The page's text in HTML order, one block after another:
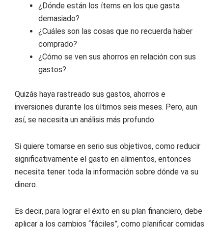
¿Dónde están los ítems en los que gasta
demasiado?
¿Cuáles son las cosas que no recuerda haber
comprado?
¿Cómo se ven sus ahorros en relación con sus
gastos?
Quizás haya rastreado sus gastos, ahorros e
inversiones durante los últimos seis meses. Pero, aun
así, se necesita un análisis más profundo.
Si quiere tomarse en serio sus objetivos, como reducir
significativamente el gasto en alimentos, entonces
necesita tener toda la información sobre dónde va su
dinero.
Es decir, para lograr el éxito en su plan financiero, debe
aplicar a los cambios “fáciles”, como planificar comidas